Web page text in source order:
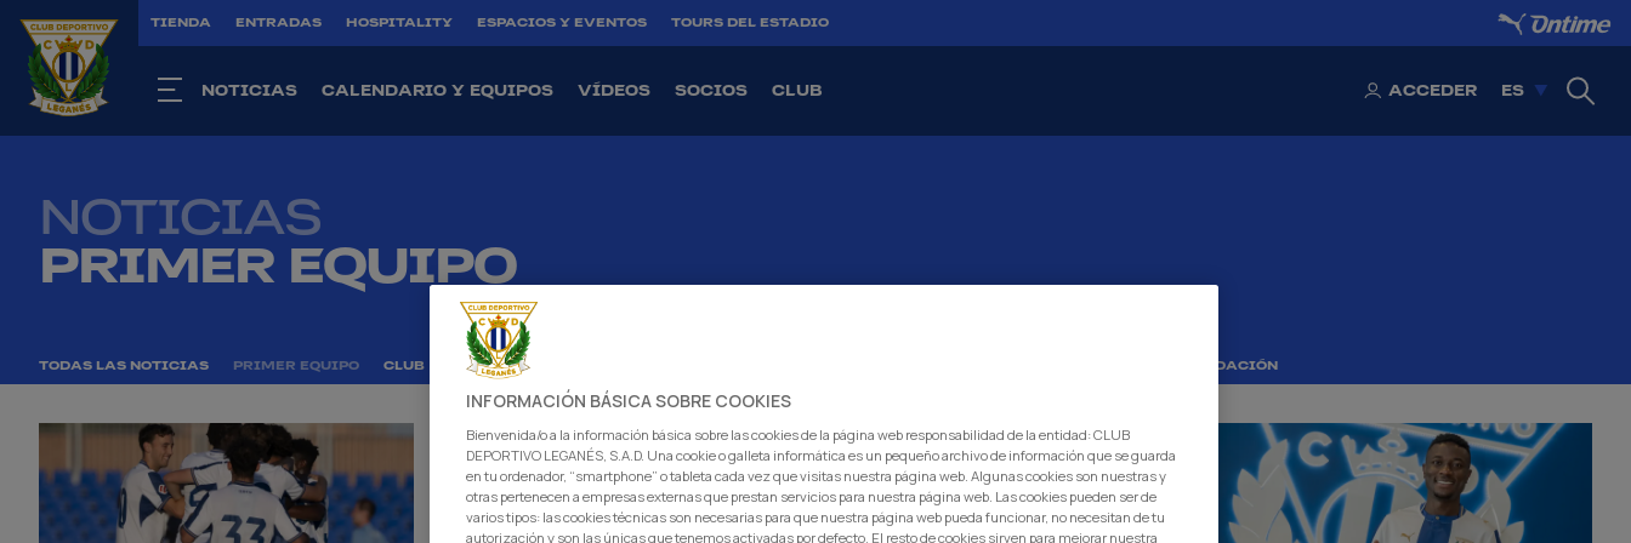
TIENDA ENTRADAS HOSPITALITY ESPACIOS Y EVENTOS TOURS DEL ESTADIO
NOTICIAS CALENDARIO Y EQUIPOS VÍDEOS SOCIOS CLUB ACCEDER ES
PRIMER EQUIPO
NOTICIAS
TODAS LAS NOTICIAS PRIMER EQUIPO CLUB SENIOR FEMENINO FUNDACIÓN
INFORMACIÓN BÁSICA SOBRE COOKIES
Bienvenida/o a la información básica sobre las cookies de la página web responsabilidad de la entidad: CLUB
DEPORTIVO LEGANÉS, S.A.D. Una cookie o galleta informática es un pequeño archivo de información que se guarda
en tu ordenador, “smartphone” o tableta cada vez que visitas nuestra página web. Algunas cookies son nuestras y
otras pertenecen a empresas externas que prestan servicios para nuestra página web. Las cookies pueden ser de
varios tipos: las cookies técnicas son necesarias para que nuestra página web pueda funcionar, no necesitan de tu
autorización y son las únicas que tenemos activadas por defecto. El resto de cookies sirven para mejorar nuestra